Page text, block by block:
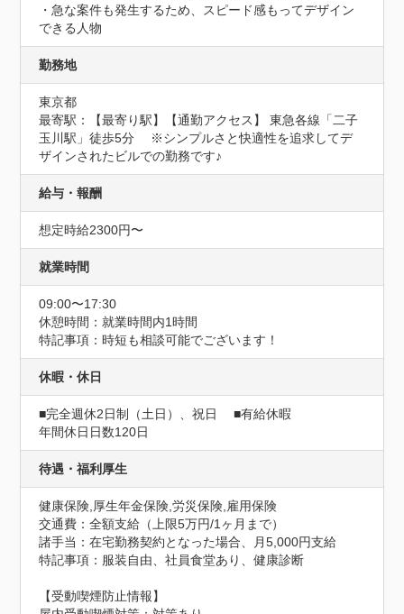
・急な案件も発生するため、スピード感もってデザイン
できる人物
勤務地
東京都
最寄駅：【最寄り駅】【通勤アクセス】 東急各線「二子
玉川駅」徒歩5分　 ※シンプルさと快適性を追求してデ
ザインされたビルでの勤務です♪
給与・報酬
想定時給2300円〜
就業時間
09:00〜17:30
休憩時間：就業時間内1時間
特記事項：時短も相談可能でございます！
休暇・休日
■完全週休2日制（土日）、祝日　 ■有給休暇
年間休日日数120日
待遇・福利厚生
健康保険,厚生年金保険,労災保険,雇用保険
交通費：全額支給（上限5万円/1ヶ月まで）
諸手当：在宅勤務契約となった場合、月5,000円支給
特記事項：服装自由、社員食堂あり、健康診断
【受動喫煙防止情報】